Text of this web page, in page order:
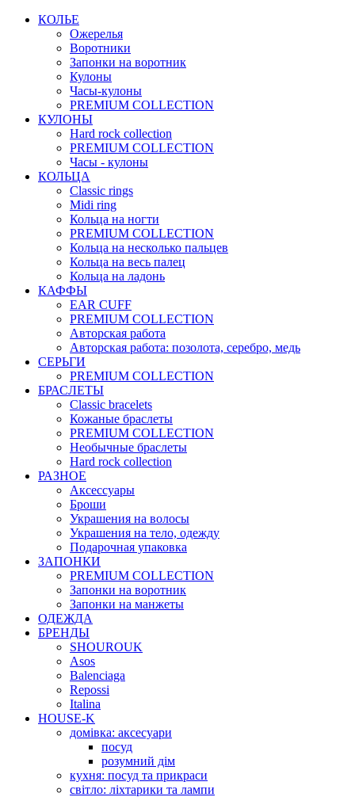
КОЛЬЕ
Ожерелья
Воротники
Запонки на воротник
Кулоны
Часы-кулоны
PREMIUM COLLECTION
КУЛОНЫ
Hard rock collection
PREMIUM COLLECTION
Часы - кулоны
КОЛЬЦА
Classic rings
Midi ring
Кольца на ногти
PREMIUM COLLECTION
Кольца на несколько пальцев
Кольца на весь палец
Кольца на ладонь
КАФФЫ
EAR CUFF
PREMIUM COLLECTION
Авторская работа
Авторская работа: позолота, серебро, медь
СЕРЬГИ
PREMIUM COLLECTION
БРАСЛЕТЫ
Classic bracelets
Кожаные браслеты
PREMIUM COLLECTION
Необычные браслеты
Hard rock collection
РАЗНОЕ
Аксессуары
Броши
Украшения на волосы
Украшения на тело, одежду
Подарочная упаковка
ЗАПОНКИ
PREMIUM COLLECTION
Запонки на воротник
Запонки на манжеты
ОДЕЖДА
БРЕНДЫ
SHOUROUK
Asos
Balenciaga
Repossi
Italina
HOUSE-K
домівка: аксесуари
посуд
розумний дім
кухня: посуд та прикраси
світло: ліхтарики та лампи